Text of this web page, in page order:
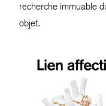
recherche immuable
objet.